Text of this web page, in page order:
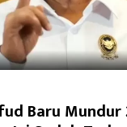
Baru